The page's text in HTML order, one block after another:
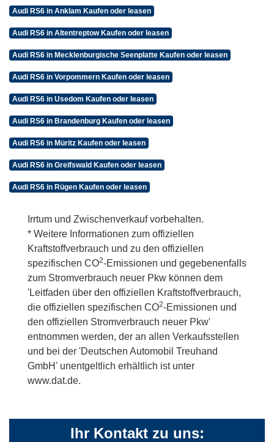
Audi RS6 in Anklam Kaufen oder leasen
Audi RS6 in Altentreptow Kaufen oder leasen
Audi RS6 in Mecklenburgische Seenplatte Kaufen oder leasen
Audi RS6 in Vorpommern Kaufen oder leasen
Audi RS6 in Usedom Kaufen oder leasen
Audi RS6 in Brandenburg Kaufen oder leasen
Audi RS6 in Müritz Kaufen oder leasen
Audi RS6 in Greifswald Kaufen oder leasen
Audi RS6 in Rügen Kaufen oder leasen
Irrtum und Zwischenverkauf vorbehalten.
* Weitere Informationen zum offiziellen
Kraftstoffverbrauch und zu den offiziellen
spezifischen CO2-Emissionen und gegebenenfalls
zum Stromverbrauch neuer Pkw können dem
'Leitfaden über den offiziellen Kraftstoffverbrauch,
die offiziellen spezifischen CO2-Emissionen und
den offiziellen Stromverbrauch neuer Pkw'
entnommen werden, der an allen Verkaufsstellen
und bei der 'Deutschen Automobil Treuhand
GmbH' unentgeltlich erhältlich ist unter
www.dat.de.
Ihr Kontakt zu uns: